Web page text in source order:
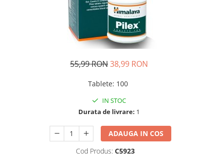
Vitamine bărbați / femei
55,99 RON38,99 RON
Tablete: 100
IN STOC
Durata de livrare: 1
ADAUGA IN COS
Cod Produs: C5923